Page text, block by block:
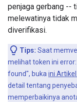
penjaga gerbang --
melewatinya tidak
diverifikasi.
Tips: Saat
melihat token ini
found", buka ini
detail tentang
memperbaikinya